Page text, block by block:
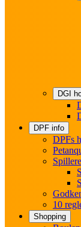
DGI
DPF info
DPFs
10
Shopping